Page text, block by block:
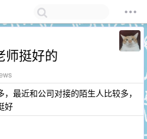
师挺好的
最近和公司对接的陌生人比较多，
好